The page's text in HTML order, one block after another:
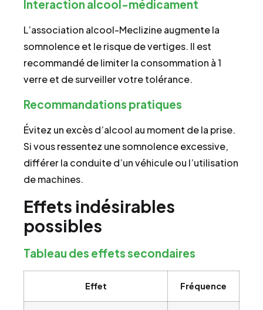
Interaction alcool-médicament
L’association alcool-Meclizine augmente la
somnolence et le risque de vertiges. Il est
recommandé de limiter la consommation à 1
verre et de surveiller votre tolérance.
Recommandations pratiques
Évitez un excès d’alcool au moment de la prise.
Si vous ressentez une somnolence excessive,
différer la conduite d’un véhicule ou l’utilisation
de machines.
Effets indésirables
possibles
Tableau des effets secondaires
Effet Fréquence